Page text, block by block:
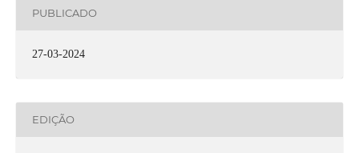
PUBLICADO
27-03-2024
EDIÇÃO